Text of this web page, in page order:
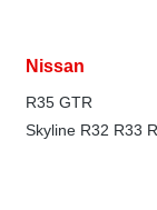
Nissan
R35 GTR
Skyline R32 R33